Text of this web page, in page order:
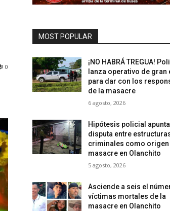
0
MOST POPULAR
¡NO HABRÁ TREGUA!
lanza operativo de gran
para dar con los
de la masacre
6 agosto, 2026
Hipótesis policial
disputa entre
criminales como origen
masacre en Olanchito
5 agosto, 2026
Asciende a seis el
víctimas mortales de la
masacre en Olanchito